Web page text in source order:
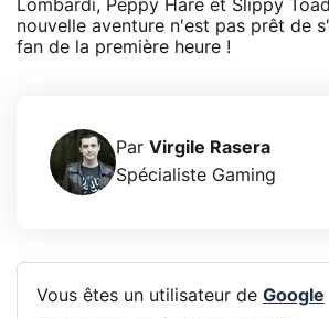
Lombardi, Peppy Hare et Slippy
nouvelle aventure n'est pas prêt de
fan de la première heure !
Par Virgile Rasera
Spécialiste Gaming
Vous êtes un utilisateur de Google